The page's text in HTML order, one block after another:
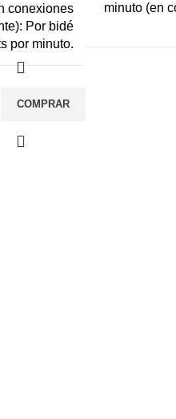
conexiones
Por bidé
por minuto.
minuto (en
COMPRAR